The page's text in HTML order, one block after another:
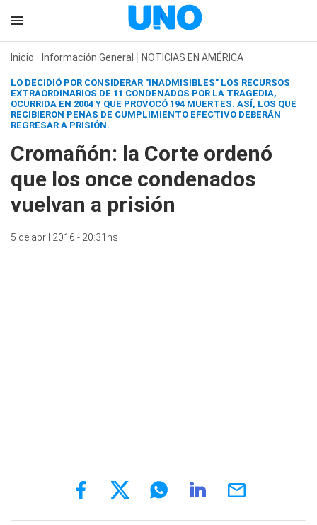
Inicio Información General NOTICIAS EN AMÉRICA
LO DECIDIÓ POR CONSIDERAR "INADMISIBLES" LOS RECURSOS
EXTRAORDINARIOS DE 11 CONDENADOS POR LA TRAGEDIA,
OCURRIDA EN 2004 Y QUE PROVOCÓ 194 MUERTES. ASÍ, LOS QUE
RECIBIERON PENAS DE CUMPLIMIENTO EFECTIVO DEBERÁN
REGRESAR A PRISIÓN.
Cromañón: la Corte ordenó
que los once condenados
vuelvan a prisión
5 de abril 2016 - 20:31hs